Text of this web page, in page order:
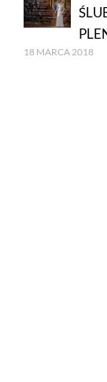
18 MARCA 2018